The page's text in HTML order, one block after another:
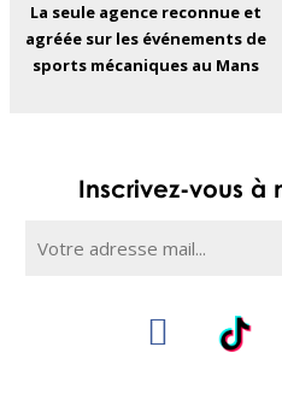
La seule agence reconnue et
agréée sur les événements de
sports mécaniques au Mans
Inscrivez-vous à